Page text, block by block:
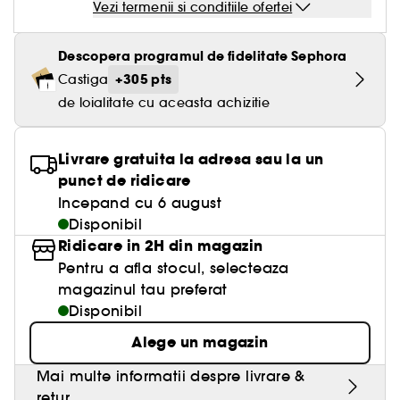
Vezi termenii si conditiile ofertei
Descopera programul de fidelitate Sephora
Castiga +305 pts
de loialitate cu aceasta achizitie
Livrare gratuita la adresa sau la un
punct de ridicare
Incepand cu 6 august
Disponibil
Ridicare in 2H din magazin
Pentru a afla stocul, selecteaza
magazinul tau preferat
Disponibil
Alege un magazin
Mai multe informatii despre livrare &